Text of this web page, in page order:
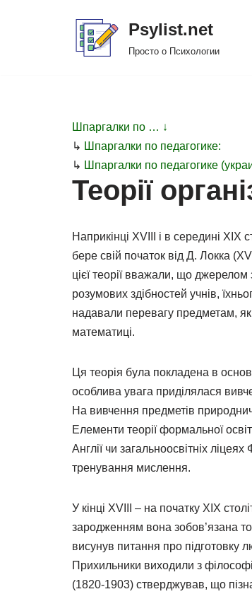
Psylist.net
Просто о Психологии
Шпаргалки по … ↓
↳ Шпаргалки по педагогике:
↳ Шпаргалки по педагогике
Теорії
Наприкінці XVIII і в середині
бере свій початок від Д. Локка
цієї теорії вважали, що
розумових здібностей учнів,
надавали перевагу предметам,
математиці.
Ця теорія була покладена в
особлива увага приділялася
На вивчення предметів
Елементи теорії формальної
Англії чи загальноосвітніх
тренування мислення.
У кінці XVIII – на початку XIX
зародженням вона зобов’язана
висунув питання про підготовку
Прихильники виходили з
(1820-1903) стверджував, що